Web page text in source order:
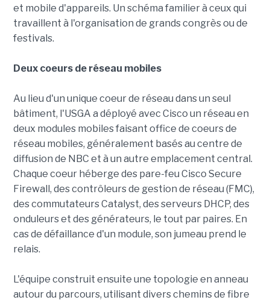
et mobile d'appareils. Un schéma familier à ceux qui
travaillent à l'organisation de grands congrès ou de
festivals.
Deux coeurs de réseau mobiles
Au lieu d'un unique coeur de réseau dans un seul
bâtiment, l'USGA a déployé avec Cisco un réseau en
deux modules mobiles faisant office de coeurs de
réseau mobiles, généralement basés au centre de
diffusion de NBC et à un autre emplacement central.
Chaque coeur héberge des pare-feu Cisco Secure
Firewall, des contrôleurs de gestion de réseau (FMC),
des commutateurs Catalyst, des serveurs DHCP, des
onduleurs et des générateurs, le tout par paires. En
cas de défaillance d'un module, son jumeau prend le
relais.
L'équipe construit ensuite une topologie en anneau
autour du parcours, utilisant divers chemins de fibre